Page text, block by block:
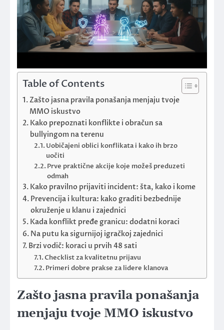
Table of Contents
Zašto jasna pravila ponašanja menjaju tvoje
MMO iskustvo
Kako prepoznati konflikte i obračun sa
bullyingom na terenu
Uobičajeni oblici konflikata i kako ih brzo
uočiti
Prve praktične akcije koje možeš preduzeti
odmah
Kako pravilno prijaviti incident: šta, kako i kome
Prevencija i kultura: kako graditi bezbednije
okruženje u klanu i zajednici
Kada konflikt pređe granicu: dodatni koraci
Na putu ka sigurnijoj igračkoj zajednici
Brzi vodič: koraci u prvih 48 sati
Checklist za kvalitetnu prijavu
Primeri dobre prakse za lidere klanova
Zašto jasna pravila ponašanja
menjaju tvoje MMO iskustvo